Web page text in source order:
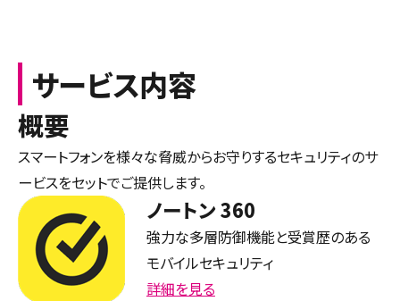
サービス内容
概要
スマートフォンを様々な脅威からお守りするセキュリティのサ
ービスをセットでご提供します。
ノートン 360
強力な多層防御機能と受賞歴のある
モバイルセキュリティ
詳細を見る